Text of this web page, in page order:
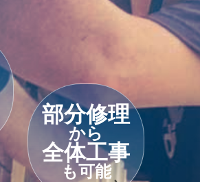
部分修理
から
全体工事
も可能